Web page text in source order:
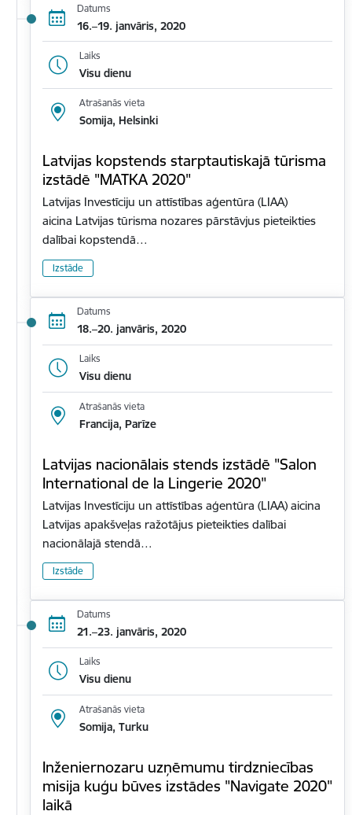
Datums
16.–19. janvāris, 2020
Laiks
Visu dienu
Atrašanās vieta
Somija, Helsinki
Latvijas kopstends starptautiskajā tūrisma
izstādē "MATKA 2020"
Latvijas Investīciju un attīstības aģentūra (LIAA)
aicina Latvijas tūrisma nozares pārstāvjus pieteikties
dalībai kopstendā…
Izstāde
Datums
18.–20. janvāris, 2020
Laiks
Visu dienu
Atrašanās vieta
Francija, Parīze
Latvijas nacionālais stends izstādē "Salon
International de la Lingerie 2020"
Latvijas Investīciju un attīstības aģentūra (LIAA) aicina
Latvijas apakšveļas ražotājus pieteikties dalībai
nacionālajā stendā…
Izstāde
Datums
21.–23. janvāris, 2020
Laiks
Visu dienu
Atrašanās vieta
Somija, Turku
Inženiernozaru uzņēmumu tirdzniecības
misija kuģu būves izstādes "Navigate 2020"
laikā